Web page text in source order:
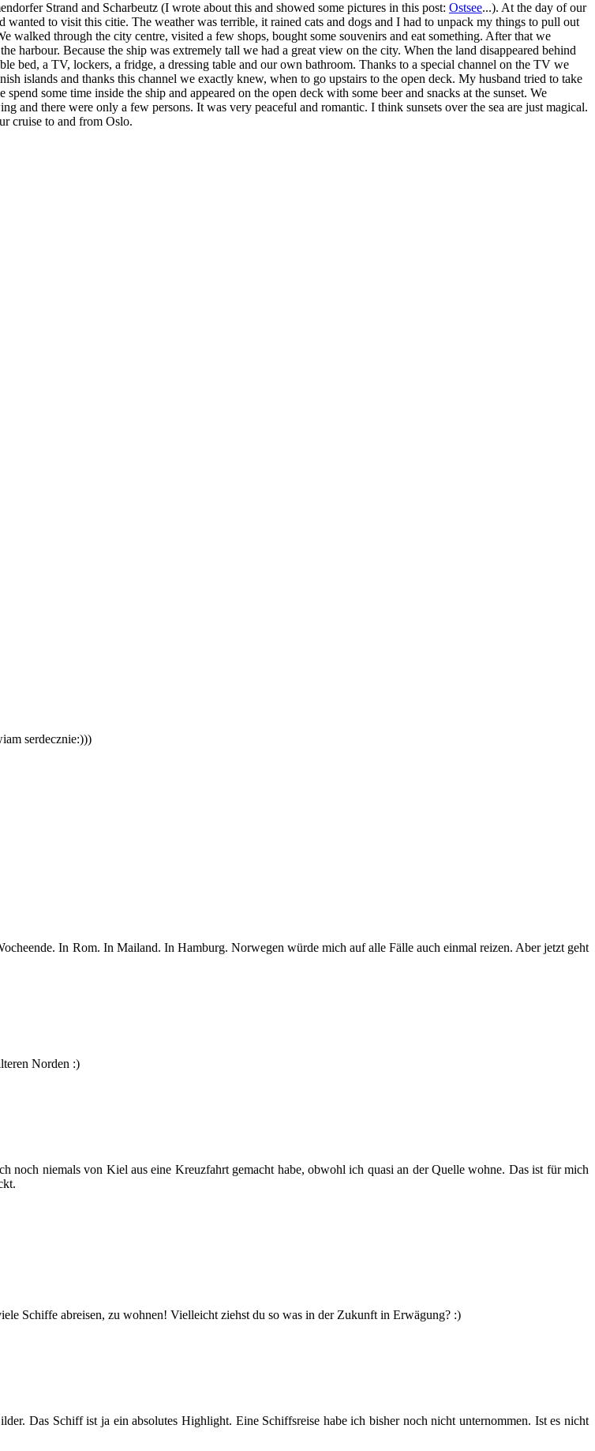
Strand and Scharbeutz (I wrote about this and showed some pictures in this post: Ostsee...). At the day of our
to visit this citie. The weather was terrible, it rained cats and dogs and I had to unpack my things to pull out
through the city centre, visited a few shops, bought some souvenirs and eat something. After that we
harbour. Because the ship was extremely tall we had a great view on the city. When the land disappeared behind
bed, a TV, lockers, a fridge, a dressing table and our own bathroom. Thanks to a special channel on the TV we
islands and thanks this channel we exactly knew, when to go upstairs to the open deck. My husband tried to take
some time inside the ship and appeared on the open deck with some beer and snacks at the sunset. We
and there were only a few persons. It was very peaceful and romantic. I think sunsets over the sea are just magical.
cruise to and from Oslo.
serdecznie:)))
In Rom. In Mailand. In Hamburg. Norwegen würde mich auf alle Fälle auch einmal reizen. Aber jetzt geht
Norden :)
noch niemals von Kiel aus eine Kreuzfahrt gemacht habe, obwohl ich quasi an der Quelle wohne. Das ist für mich
Schiffe abreisen, zu wohnen! Vielleicht ziehst du so was in der Zukunft in Erwägung? :)
Das Schiff ist ja ein absolutes Highlight. Eine Schiffsreise habe ich bisher noch nicht unternommen. Ist es nicht